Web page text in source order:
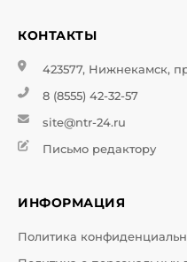
КОНТАКТЫ
423577, Нижнекамск,
8 (8555) 42-32-57
site@ntr-24.ru
Письмо редактору
ИНФОРМАЦИЯ
Политика